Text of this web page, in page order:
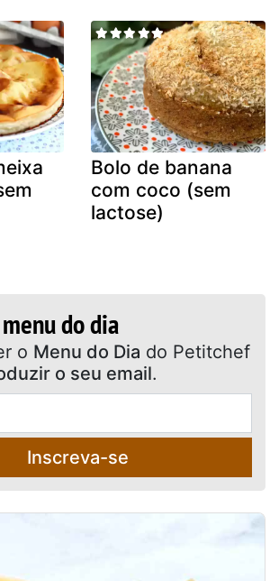
Bolo de banana
com coco (sem
lactose)
do dia
Para receber o Menu do Dia do Petitchef
o seu email.
Inscreva-se